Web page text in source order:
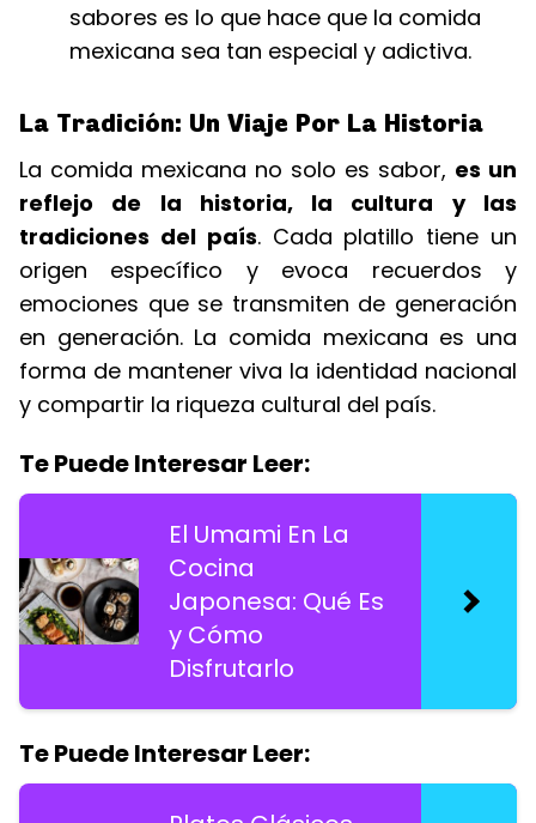
sabores es lo que hace que la comida
mexicana sea tan especial y adictiva.
La Tradición: Un Viaje Por La Historia
La comida mexicana no solo es sabor, es un
reflejo de la historia, la cultura y las
tradiciones del país. Cada platillo tiene un
origen específico y evoca recuerdos y
emociones que se transmiten de generación
en generación. La comida mexicana es una
forma de mantener viva la identidad nacional
y compartir la riqueza cultural del país.
Te Puede Interesar Leer:
El Umami En La
Cocina
Japonesa: Qué Es
y Cómo
Disfrutarlo
Te Puede Interesar Leer: